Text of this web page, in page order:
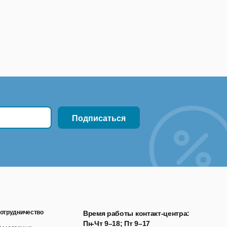
стандартов САПР посредством
Время работы контакт-центра:
Пн-Чт 9–18; Пт 9–17